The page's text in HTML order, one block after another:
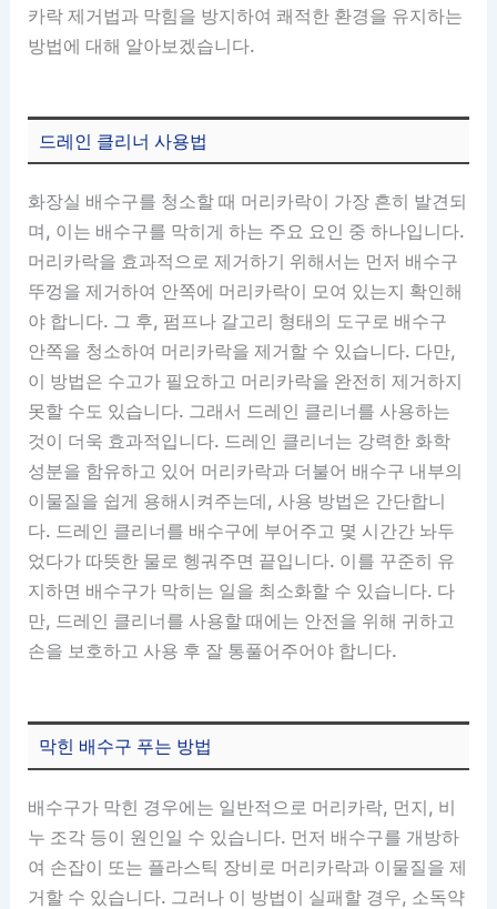
카락 제거법과 막힘을 방지하여 쾌적한 환경을 유지하는
방법에 대해 알아보겠습니다.
드레인 클리너 사용법
화장실 배수구를 청소할 때 머리카락이 가장 흔히 발견되
며, 이는 배수구를 막히게 하는 주요 요인 중 하나입니다.
머리카락을 효과적으로 제거하기 위해서는 먼저 배수구
뚜껑을 제거하여 안쪽에 머리카락이 모여 있는지 확인해
야 합니다. 그 후, 펌프나 갈고리 형태의 도구로 배수구
안쪽을 청소하여 머리카락을 제거할 수 있습니다. 다만,
이 방법은 수고가 필요하고 머리카락을 완전히 제거하지
못할 수도 있습니다. 그래서 드레인 클리너를 사용하는
것이 더욱 효과적입니다. 드레인 클리너는 강력한 화학
성분을 함유하고 있어 머리카락과 더불어 배수구 내부의
이물질을 쉽게 용해시켜주는데, 사용 방법은 간단합니
다. 드레인 클리너를 배수구에 부어주고 몇 시간간 놔두
었다가 따뜻한 물로 헹궈주면 끝입니다. 이를 꾸준히 유
지하면 배수구가 막히는 일을 최소화할 수 있습니다. 다
만, 드레인 클리너를 사용할 때에는 안전을 위해 귀하고
손을 보호하고 사용 후 잘 통풀어주어야 합니다.
막힌 배수구 푸는 방법
배수구가 막힌 경우에는 일반적으로 머리카락, 먼지, 비
누 조각 등이 원인일 수 있습니다. 먼저 배수구를 개방하
여 손잡이 또는 플라스틱 장비로 머리카락과 이물질을 제
거할 수 있습니다. 그러나 이 방법이 실패할 경우, 소독약